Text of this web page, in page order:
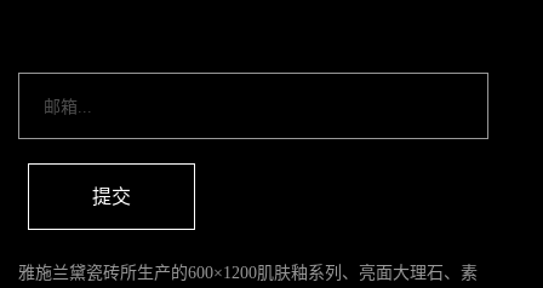
提交
雅施兰黛瓷砖所生产的600×1200肌肤釉系列、亮面大理石、素